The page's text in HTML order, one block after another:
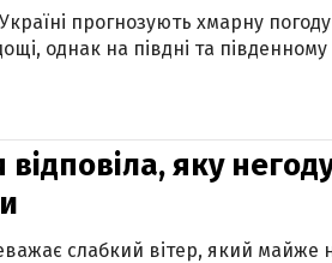
прогнозують хмарну
однак на півдні та південному
яку
слабкий вітер, який майже